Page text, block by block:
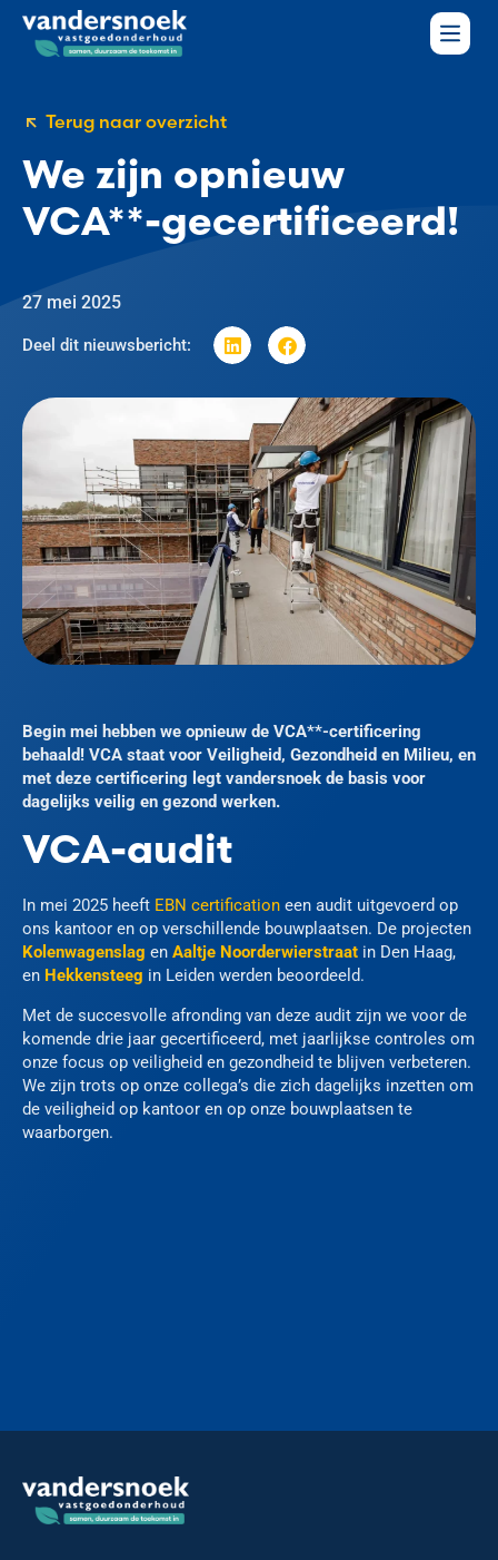
Terug naar overzicht
We zijn opnieuw
VCA**-gecertificeerd!
27 mei 2025
Deel dit nieuwsbericht:
Begin mei hebben we opnieuw de VCA**-certificering
behaald! VCA staat voor Veiligheid, Gezondheid en Milieu, en
met deze certificering legt vandersnoek de basis voor
dagelijks veilig en gezond werken.
VCA-audit
In mei 2025 heeft EBN certification een audit uitgevoerd op
ons kantoor en op verschillende bouwplaatsen. De projecten
Kolenwagenslag en Aaltje Noorderwierstraat in Den Haag,
en Hekkensteeg in Leiden werden beoordeeld.
Met de succesvolle afronding van deze audit zijn we voor de
komende drie jaar gecertificeerd, met jaarlijkse controles om
onze focus op veiligheid en gezondheid te blijven verbeteren.
We zijn trots op onze collega’s die zich dagelijks inzetten om
de veiligheid op kantoor en op onze bouwplaatsen te
waarborgen.